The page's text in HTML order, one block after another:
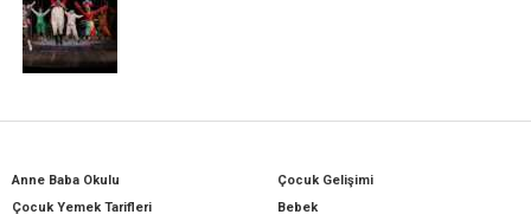
Anne Baba Okulu
Çocuk Gelişimi
Çocuk Yemek Tarifleri
Bebek